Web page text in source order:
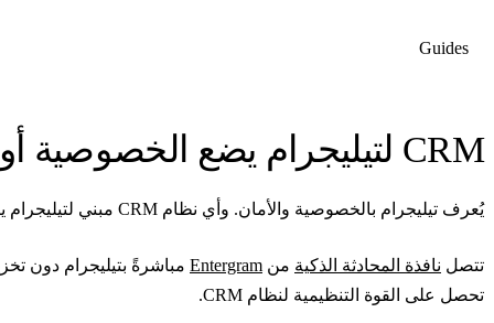
Guides
CRM لتيليجرام يضع الخصوصية أولاً
يُعرف تيليجرام بالخصوصية والأمان. وأي نظام CRM مبني لتيليجرام ينبغي أن يحترم هذه القيم.
تتصل نافذة المحادثة الذكية من Entergram مباشرةً بتيليجرام دون
تحصل على القوة التنظيمية لنظام CRM.